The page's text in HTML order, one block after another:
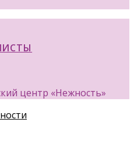
центр «Нежность»